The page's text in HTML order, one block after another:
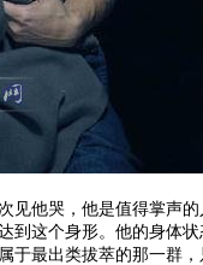
他哭，他是值得掌声的
到这个身形。他的身体
于最出类拔萃的那一群